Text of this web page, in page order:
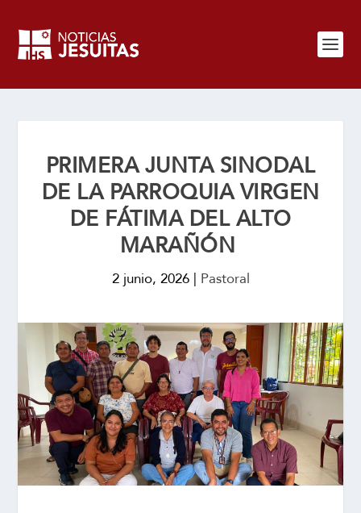
PRIMERA JUNTA SINODAL
DE LA PARROQUIA VIRGEN
DE FÁTIMA DEL ALTO
MARAÑÓN
2 junio, 2026| Pastoral